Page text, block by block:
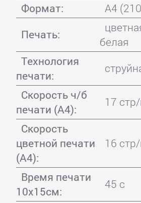
Формат:
A4
Печать:
белая
Технология
печати:
Скорость ч/б
печати (А4):
17
Скорость
цветной печати
(А4):
16
Время печати
10x15см:
45 с